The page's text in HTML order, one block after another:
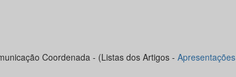
Coordenada - (Listas dos Artigos - Apresentações